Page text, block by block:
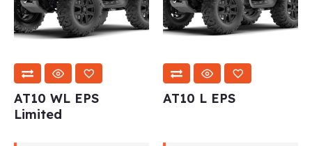
AT10 WL EPS
Limited
AT10 L EPS